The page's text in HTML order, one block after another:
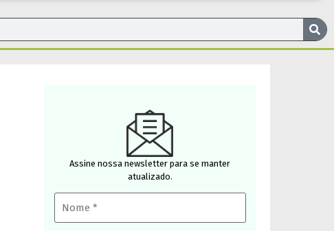
Assine nossa newsletter para se manter
atualizado.